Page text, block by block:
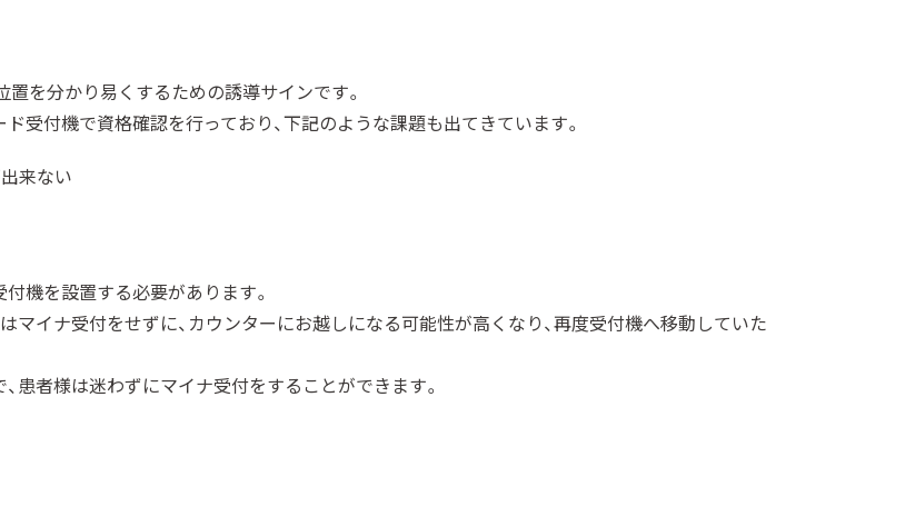
を分かり易くするための誘導サインです。
受付機で資格確認を行っており、下記のような課題も出てきています。
来ない
機を設置する必要があります。
マイナ受付をせずに、カウンターにお越しになる可能性が高くなり、再度受付機へ移動していた
患者様は迷わずにマイナ受付をすることができます。